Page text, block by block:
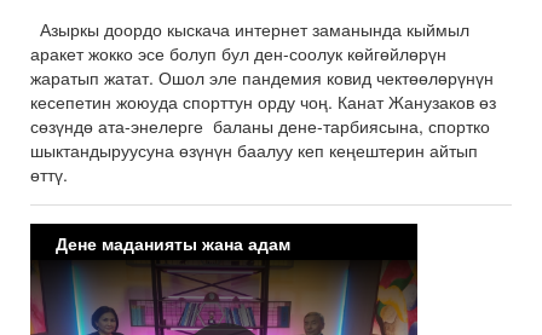
Азыркы доордо кыскача интернет заманында кыймыл
аракет жокко эсе болуп бул ден-соолук көйгөйлөрүн
жаратып жатат. Ошол эле пандемия ковид чектөөлөрүнүн
кесепетин жоюуда спорттун орду чоң. Канат Жанузаков өз
сөзүндө ата-энелерге баланы дене-тарбиясына, спортко
шыктандыруусуна өзүнүн баалуу кеп кеңештерин айтып
өттү.
Дене маданияты жана адам